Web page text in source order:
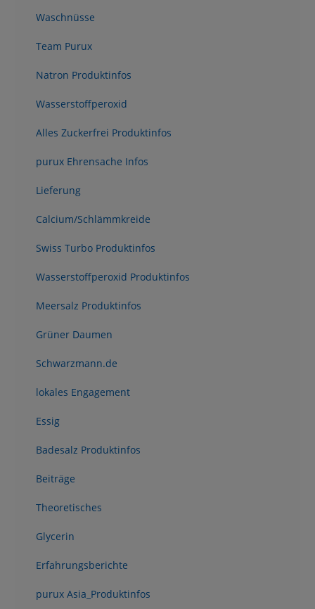
Waschnüsse
Team Purux
Natron Produktinfos
Wasserstoffperoxid
Alles Zuckerfrei Produktinfos
purux Ehrensache Infos
Lieferung
Calcium/Schlämmkreide
Swiss Turbo Produktinfos
Wasserstoffperoxid Produktinfos
Meersalz Produktinfos
Grüner Daumen
Schwarzmann.de
lokales Engagement
Essig
Badesalz Produktinfos
Beiträge
Theoretisches
Glycerin
Erfahrungsberichte
purux Asia_Produktinfos